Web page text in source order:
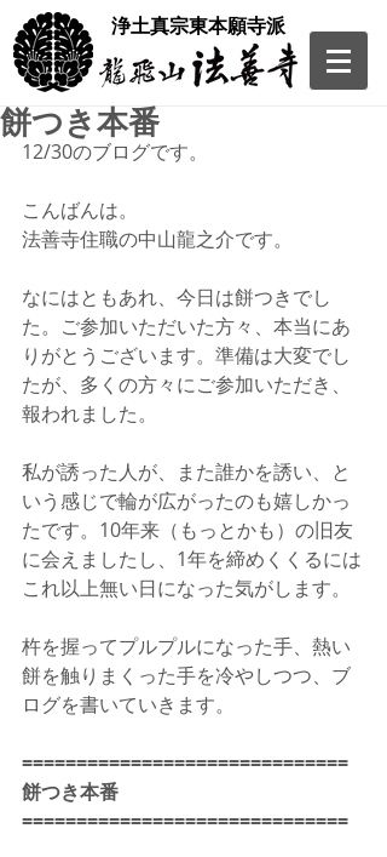
​浄土真宗東本願寺派
餅つき本番
12/30のブログです。
こんばんは。
法善寺住職の中山龍之介です。
なにはともあれ、今日は餅つきでし
た。ご参加いただいた方々、本当にあ
りがとうございます。準備は大変でし
たが、多くの方々にご参加いただき、
報われました。
私が誘った人が、また誰かを誘い、と
いう感じで輪が広がったのも嬉しかっ
たです。10年来（もっとかも）の旧友
に会えましたし、1年を締めくくるには
これ以上無い日になった気がします。
杵を握ってプルプルになった手、熱い
餅を触りまくった手を冷やしつつ、ブ
ログを書いていきます。⁠
==============================
餅つき本番
==============================